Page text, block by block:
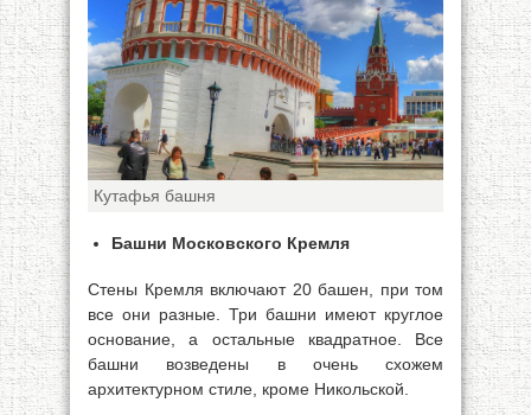
Кутафья башня
Башни Московского Кремля
Стены Кремля включают 20 башен, при том
все они разные. Три башни имеют круглое
основание, а остальные квадратное. Все
башни возведены в очень схожем
архитектурном стиле, кроме Никольской.